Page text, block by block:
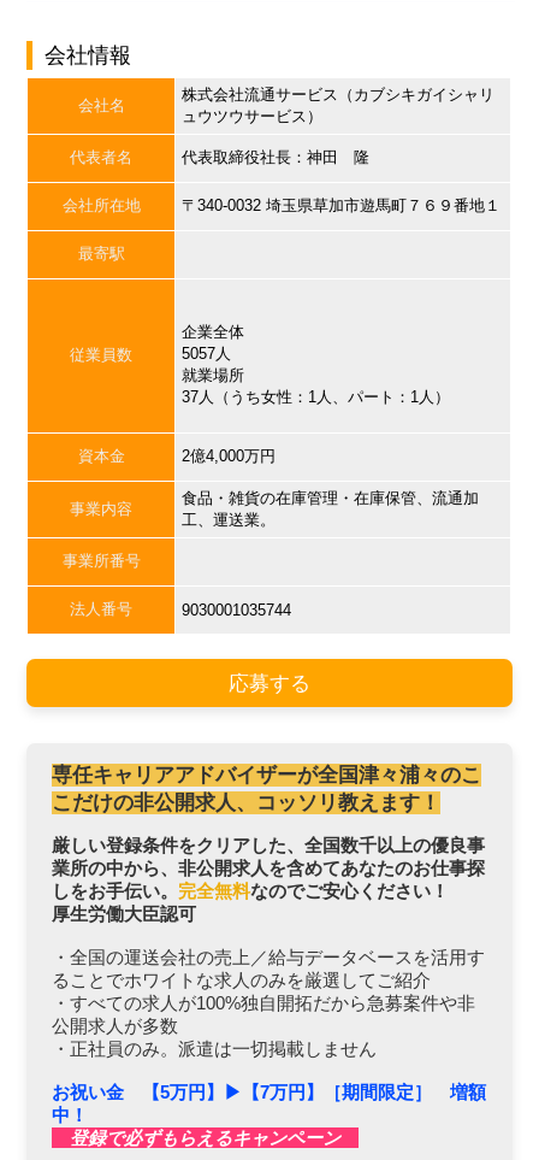
会社情報
会社名
株式会社流通サービス（カブシキガイシャリ
ュウツウサービス）
代表者名 代表取締役社長：神田 隆
会社所在地 〒340-0032 埼玉県草加市遊馬町７６９番地１
最寄駅
従業員数
企業全体
5057人
就業場所
37人（うち女性：1人、パート：1人）
資本金 2億4,000万円
事業内容
食品・雑貨の在庫管理・在庫保管、流通加
工、運送業。
事業所番号
法人番号 9030001035744
応募する
専任キャリアアドバイザーが全国津々浦々のこ
こだけの非公開求人、コッソリ教えます！
厳しい登録条件をクリアした、全国数千以上の優良事
業所の中から、非公開求人を含めてあなたのお仕事探
しをお手伝い。 完全無料なのでご安心ください！
厚生労働大臣認可
・全国の運送会社の売上／給与データベースを活用す
ることでホワイトな求人のみを厳選してご紹介
・すべての求人が100%独自開拓だから急募案件や非
公開求人が多数
・正社員のみ。派遣は一切掲載しません
お祝い金 【5万円】▶︎【7万円】［期間限定］ 増額
中！
登録で必ずもらえるキャンペーン